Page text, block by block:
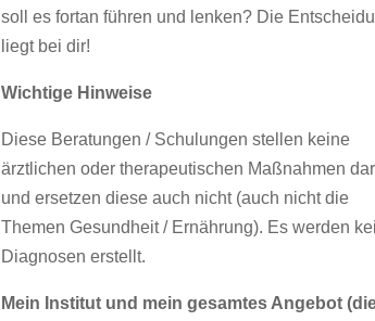
soll es fortan führen und lenken? Die
liegt bei dir!
Wichtige Hinweise
Diese Beratungen / Schulungen stellen keine
ärztlichen oder therapeutischen Maßnahmen dar
und ersetzen diese auch nicht (auch nicht die
Themen Gesundheit / Ernährung). Es werden
Diagnosen erstellt.
Mein Institut und mein gesamtes Angebot